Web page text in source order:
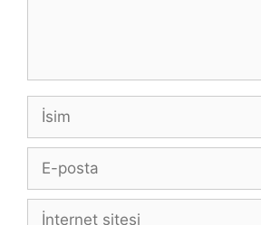
İsim
posta
İnternet